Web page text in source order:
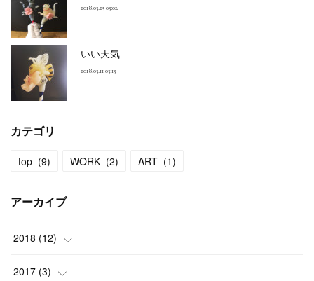
2018.03.25 03:02
いい天気
2018.03.11 03:13
カテゴリ
top (9) WORK (2) ART (1)
アーカイブ
2018 (12)
(1
2017 (3)